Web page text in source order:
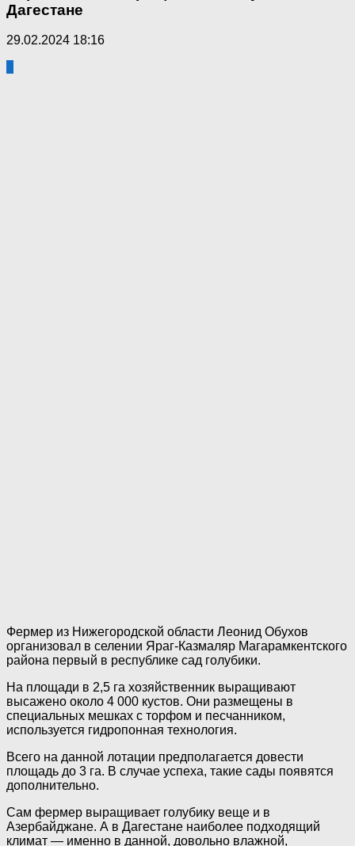
Дагестане
29.02.2024 18:16
Фермер из Нижегородской области Леонид Обухов
организовал в селении Яраг-Казмаляр Магарамкентского
района первый в республике сад голубики.
На площади в 2,5 га хозяйственник выращивают
высажено около 4 000 кустов. Они размещены в
специальных мешках с торфом и песчанником,
используется гидропонная технология.
Всего на данной лотации предполагается довести
площадь до 3 га. В случае успеха, такие сады появятся
дополнительно.
Сам фермер выращивает голубику веще и в
Азербайджане. А в Дагестане наиболее подходящий
климат — именно в данной, довольно влажной,